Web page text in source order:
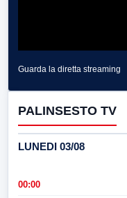
Guarda la diretta streaming
PALINSESTO TV
LUNEDI 03/08
00:00